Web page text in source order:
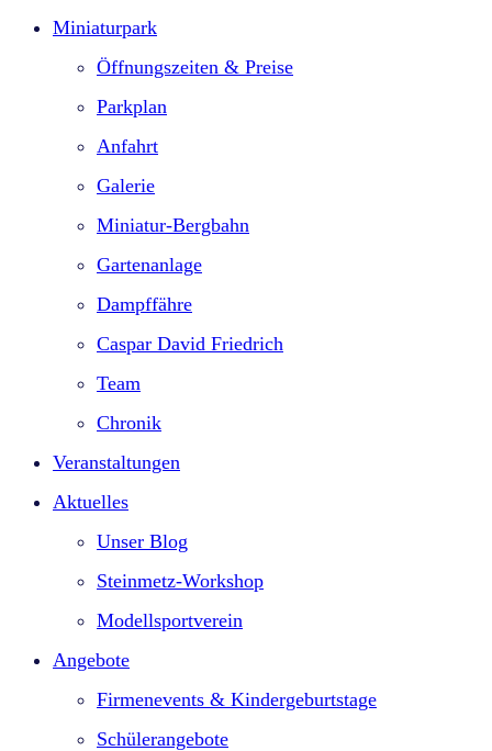
Miniaturpark
Öffnungszeiten & Preise
Parkplan
Anfahrt
Galerie
Miniatur-Bergbahn
Gartenanlage
Dampffähre
Caspar David Friedrich
Team
Chronik
Veranstaltungen
Aktuelles
Unser Blog
Steinmetz-Workshop
Modellsportverein
Angebote
Firmenevents & Kindergeburtstage​
Schülerangebote